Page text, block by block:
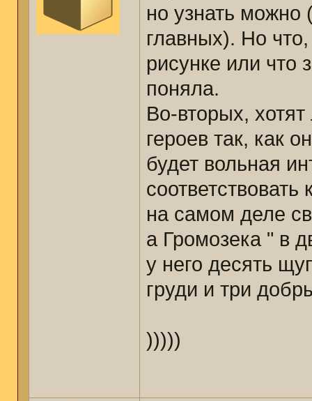
но узнать можно
главных). Но
рисунке или что
поняла.
Во-вторых,
героев так, как
будет вольная
на самом деле
а Громозека " в
у него десять
груди и три
)))))